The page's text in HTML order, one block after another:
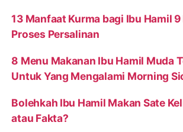
13 Manfaat Kurma bagi Ibu Hamil
Proses Persalinan
8 Menu Makanan Ibu Hamil Muda
Untuk Yang Mengalami Morning
Bolehkah Ibu Hamil Makan Sate
atau Fakta?